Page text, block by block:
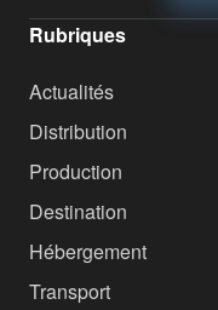
Rubriques
Actualités
Distribution
Production
Destination
Hébergement
Transport